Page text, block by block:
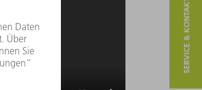
SERVICE & KONTAKT